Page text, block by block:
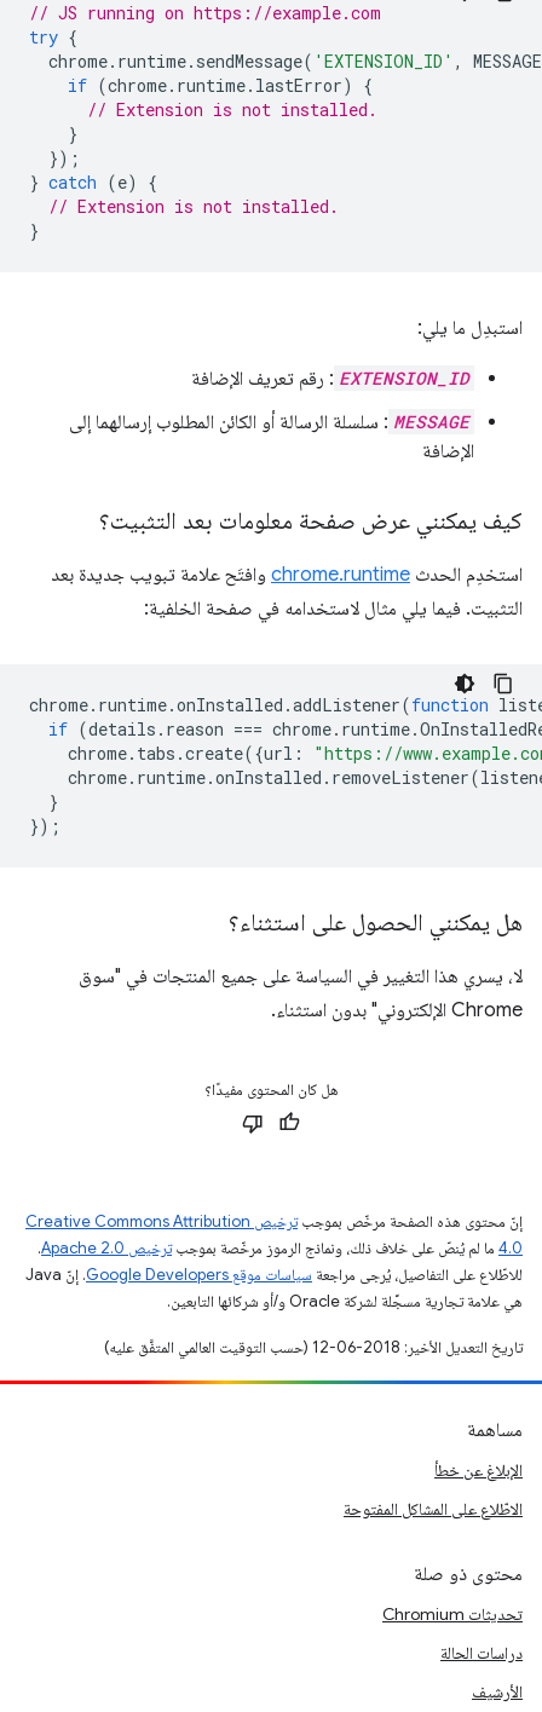
// JS running on https://example.com
try {
chrome. runtime. sendMessage( 'EXTENSION_ID' ,
MESSAGE
if (chrome. runtime. lastError)
{
// Extension is not installed.
}
});
} catch (e)
{
// Extension is not installed.
}
استبدِل ما يلي:
EXTENSION_ID : رقم تعريف الإضافة
MESSAGE : سلسلة الرسالة أو الكائن المطلوب إرسالهما إلى
الإضافة
كيف يمكنني عرض صفحة معلومات بعد التثبيت؟
استخدِم الحدث chrome.runtime وافتَح علامة تبويب جديدة بعد
التثبيت. فيما يلي مثال لاستخدامه في صفحة الخلفية:
chrome. runtime.onInstalled .addListener(function
if (details . reason === chrome. runtime.
chrome. tabs .create({url :
"https://
chrome. runtime.onInstalled . removeListener(
}
});
هل يمكنني الحصول على استثناء؟
لا، يسري هذا التغيير في السياسة على جميع المنتجات في "سوق
Chrome الإلكتروني" بدون استثناء.
هل كان المحتوى مفيدًا؟
إنّ محتوى هذه الصفحة مرخّص بموجب
ترخيص Creative Commons Attribution
4.0‏ ما لم يُنصّ على خلاف ذلك، ونماذج الرموز مرخّصة بموجبترخيص Apache 2.0‏
.
للاطّلاع على التفاصيل، يُرجى مراجعة سياسات موقع Google Developers‏
. إنّ Java
هي علامة تجارية مسجَّلة لشركة Oracle و/أو شركائها التابعين.
تاريخ التعديل الأخير: 2018-06-12 (حسب التوقيت العالمي المتفَّق عليه)
مساهمة
الإبلاغ عن خطأ
الاطّلاع على المشاكل المفتوحة
محتوى ذو صلة
تحديثات Chromium
دراسات الحالة
الأرشيف